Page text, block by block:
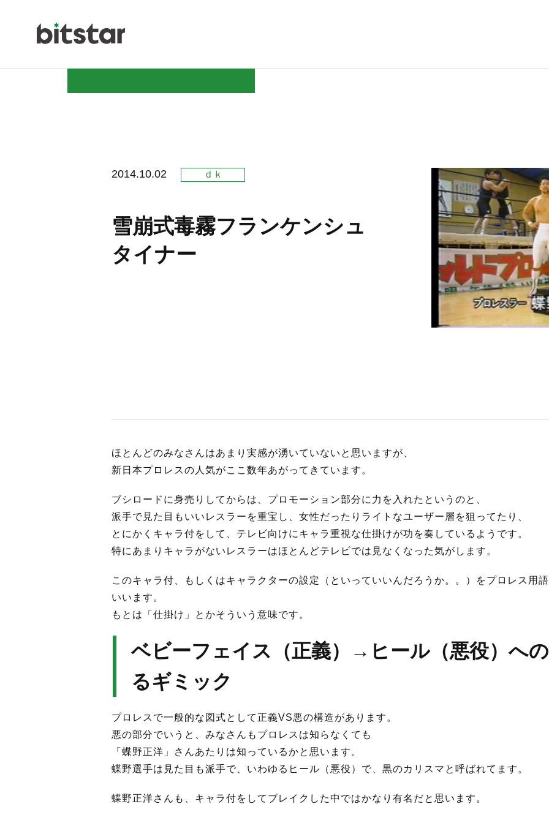
NEWS
COMPANY
ACTION
STAFF
サイトマップ
2014.10.02 ｄｋ
雪崩式毒霧フランケンシュ
タイナー
ほとんどのみなさんはあまり実感が湧いていないと思いますが、
新日本プロレスの人気がここ数年あがってきています。
ブシロードに身売りしてからは、プロモーション部分に力を入れたというのと、
派手で見た目もいいレスラーを重宝し、女性だったりライトなユーザー層を狙ってたり、
とにかくキャラ付をして、テレビ向けにキャラ重視な仕掛けが功を奏しているようです。
特にあまりキャラがないレスラーはほとんどテレビでは見なくなった気がします。
このキャラ付、もしくはキャラクターの設定（といっていいんだろうか。。）をプロレス用
いいます。
もとは「仕掛け」とかそういう意味です。
ベビーフェイス（正義）→ヒール（悪役）へ
るギミック
プロレスで一般的な図式として正義VS悪の構造があります。
悪の部分でいうと、みなさんもプロレスは知らなくても
「蝶野正洋」さんあたりは知っているかと思います。
蝶野選手は見た目も派手で、いわゆるヒール（悪役）で、黒のカリスマと呼ばれてます。
蝶野正洋さんも、キャラ付をしてブレイクした中ではかなり有名だと思います。